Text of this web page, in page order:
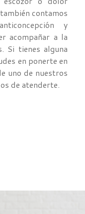
contamos
y
acompañar a la
Si tienes alguna
en ponerte en
uno de nuestros
de atenderte.